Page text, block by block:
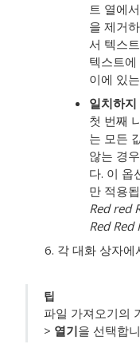
트 열에
을 제거
서 텍스
텍스트
이에 있
일치하
첫 번째
는 모든
않는 경
다. 이 옵
만 적용
Red red
Red Red
각 대화 상자에
팁
파일 가져오기의
> 열기을 선택합